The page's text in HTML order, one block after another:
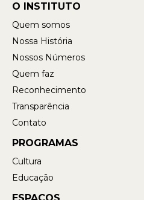
O INSTITUTO
Quem somos
Nossa História
Nossos Números
Quem faz
Reconhecimento
Transparência
Contato
PROGRAMAS
Cultura
Educação